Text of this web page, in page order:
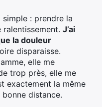
simple : prendre la
J’ai
la douleur
disparaisse.
elle me
trop près, elle me
exactement la même
distance.